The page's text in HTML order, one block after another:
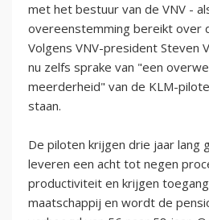
met het bestuur van de VNV -
overeenstemming bereikt over
Volgens VNV-president Steven
nu zelfs sprake van "een
meerderheid" van de KLM-
staan.
De piloten krijgen drie jaar lang
leveren een acht tot negen
productiviteit en krijgen
maatschappij en wordt de